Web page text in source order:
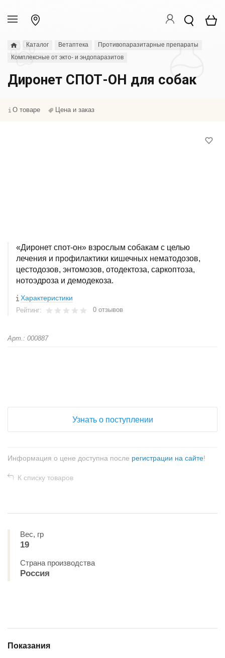
Каталог Ветаптека
Противопаразитарные препараты
Комплексные от экто- и эндопаразитов
Диронет СПОТ-ОН для собак
О товаре Цена и заказ
«Диронет спот-он» взрослым собакам с целью
лечения и профилактики кишечных нематодозов,
цестодозов, энтомозов, отодектоза, саркоптоза,
нотоэдроза и демодекоза.
Характеристики
Рейтинг: 0 отзывов
Арт.: 000887
Узнать о поступлении
Информация о цене доступна после регистрации на сайте!
К списку товаров
Вес, гр
19
Страна производства
Россия
Показания